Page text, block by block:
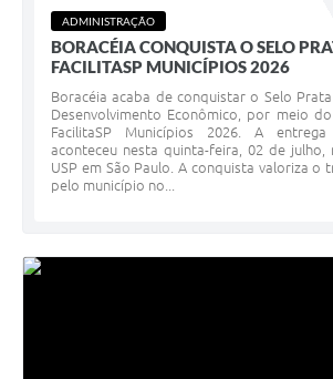
ADMINISTRAÇÃO
BORACÉIA CONQUISTA O SELO
FACILITASP MUNICÍPIOS 2026
Boracéia acaba de conquistar o Selo
Desenvolvimento Econômico, por meio
FacilitaSP Municípios 2026. A
aconteceu nesta quinta-feira, 02 de julho,
USP em São Paulo. A conquista valoriza o
pelo município no...